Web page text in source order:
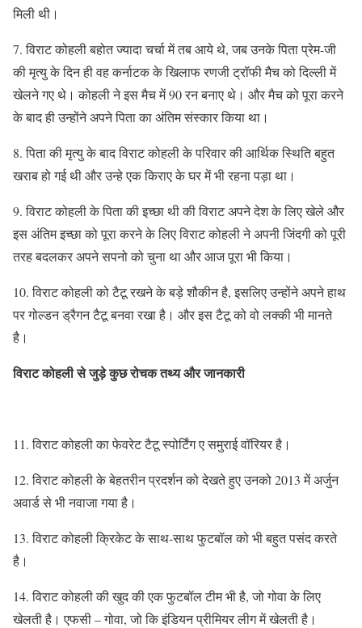
मिली थी।
7. विराट कोहली बहोत ज्यादा चर्चा में तब आये थे, जब उनके पिता प्रेम-जी
की मृत्यु के दिन ही वह कर्नाटक के खिलाफ रणजी ट्रॉफी मैच को दिल्ली में
खेलने गए थे। कोहली ने इस मैच में 90 रन बनाए थे। और मैच को पूरा करने
के बाद ही उन्होंने अपने पिता का अंतिम संस्कार किया था।
8. पिता की मृत्यु के बाद विराट कोहली के परिवार की आर्थिक स्थिति बहुत
खराब हो गई थी और उन्हे एक किराए के घर में भी रहना पड़ा था।
9. विराट कोहली के पिता की इच्छा थी की विराट अपने देश के लिए खेले और
इस अंतिम इच्छा को पूरा करने के लिए विराट कोहली ने अपनी जिंदगी को पूरी
तरह बदलकर अपने सपनो को चुना था और आज पूरा भी किया।
10. विराट कोहली को टैटू रखने के बड़े शौकीन है, इसलिए उन्होंने अपने हाथ
पर गोल्डन ड्रैगन टैटू बनवा रखा है। और इस टैटू को वो लक्की भी मानते
है।
विराट कोहली से जुड़े कुछ रोचक तथ्य और जानकारी
11. विराट कोहली का फेवरेट टैटू स्पोर्टिंग ए समुराई वॉरियर है।
12. विराट कोहली के बेहतरीन प्रदर्शन को देखते हुए उनको 2013 में अर्जुन
अवार्ड से भी नवाजा गया है।
13. विराट कोहली क्रिकेट के साथ-साथ फुटबॉल को भी बहुत पसंद करते
है।
14. विराट कोहली की खुद की एक फुटबॉल टीम भी है, जो गोवा के लिए
खेलती है। एफसी – गोवा, जो कि इंडियन प्रीमियर लीग में खेलती है।